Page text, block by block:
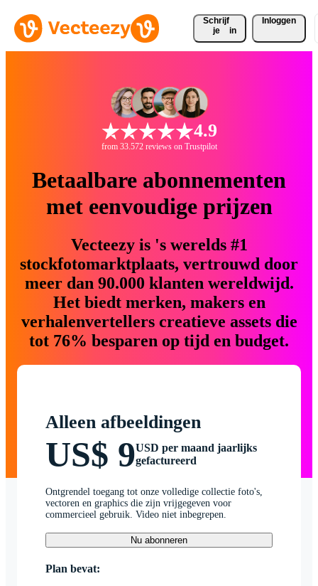
Schrijf
je
in
Inloggen
4.9
from 33.572 reviews on Trustpilot
Betaalbare abonnementen
met eenvoudige prijzen
Vecteezy is 's werelds #1
stockfotomarktplaats, vertrouwd door
meer dan 90.000 klanten wereldwijd.
Het biedt merken, makers en
verhalenvertellers creatieve assets die
tot 76% besparen op tijd en budget.
Alleen afbeeldingen
US$ 9USD per maand jaarlijks
gefactureerd
Ontgrendel toegang tot onze volledige collectie foto's,
vectoren en graphics die zijn vrijgegeven voor
commercieel gebruik. Video niet inbegrepen.
Nu abonneren
Plan bevat: